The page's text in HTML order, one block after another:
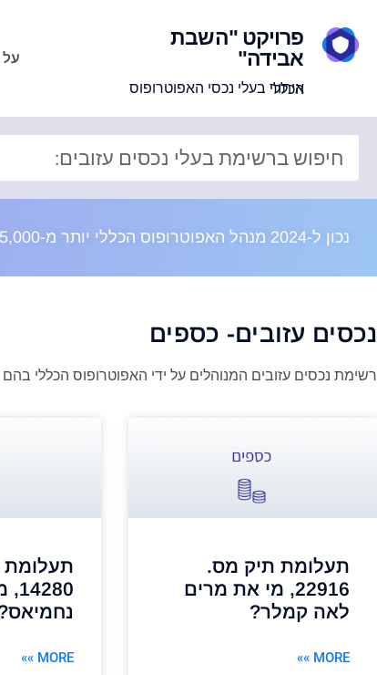
פרויקט "השבת
אבידה"
איתור בעלי נכסי האפוטרופוס הכללי
על
נכון ל-2024 מנהל האפוטרופוס הכללי יותר מ-15,000 נכסים בשווי מוערך של 8 מיליארד ש"ח
נכסים עזובים- כספים
רשימת נכסים עזובים המנוהלים על ידי האפוטרופוס הכללי
תעלומת תיק מס.
22916, מי את מרים
לאה קמלר?
MORE »»
תעלומת
MORE »»